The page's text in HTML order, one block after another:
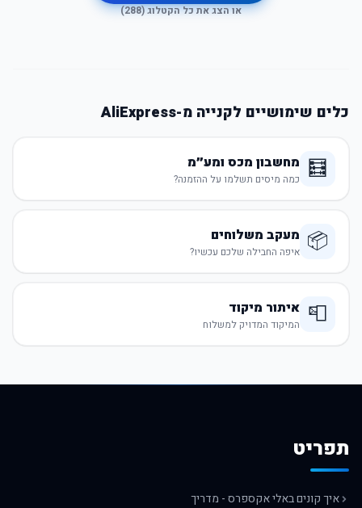
או הצג את כל הקטלוג (288
)
כלים שימושיים לקנייה מ-AliExpress
🧮 מחשבון מכס ומע״מ
כמה מיסים תשלמו על ההזמנה?
📦 מעקב משלוחים
איפה החבילה שלכם עכשיו?
📮 איתור מיקוד
המיקוד המדויק למשלוח
תפריט
איך קונים באלי אקספרס - מדריך